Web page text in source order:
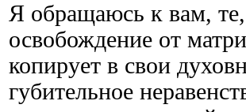
Я обращаюсь к вам,
освобождение от
копирует в свои
губительное